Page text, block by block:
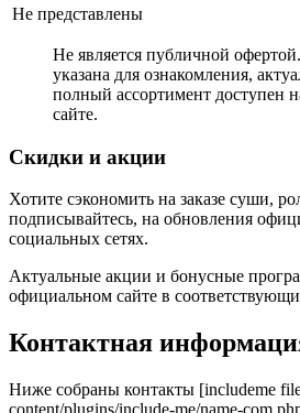
Не представлены
Не является публичной
указана для ознакомления,
полный ассортимент доступен
сайте.
Скидки и акции
Хотите сэкономить на заказе суши,
подписывайтесь, на обновления
социальных сетях.
Актуальные акции и бонусные
официальном сайте в
Контактная
Ниже собраны контакты [includeme